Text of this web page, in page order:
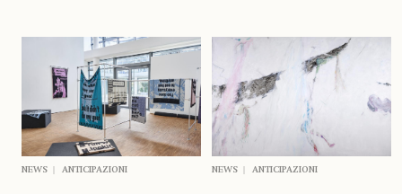
NEWS ANTICIPAZIONI NEWS ANTICIPAZIONI